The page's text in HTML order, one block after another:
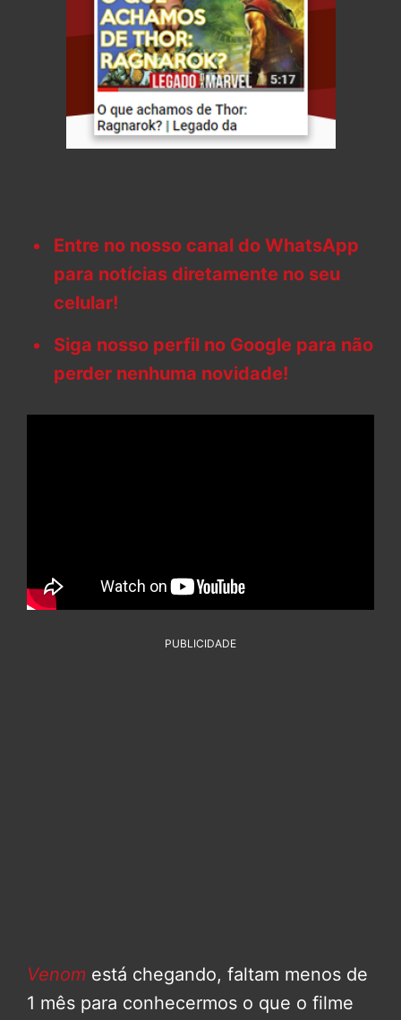
Entre no nosso canal do WhatsApp
para notícias diretamente no seu
celular!
Siga nosso perfil no Google para não
perder nenhuma novidade!
PUBLICIDADE
Venom está chegando, faltam menos de
1 mês para conhecermos o que o filme